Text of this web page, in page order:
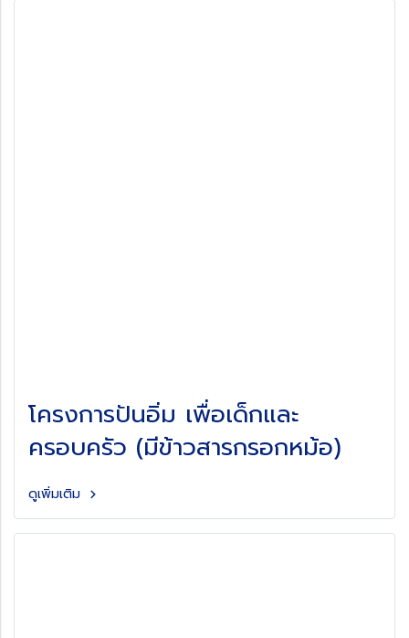
โครงการปันอิ่ม เพื่อเด็กและ
ครอบครัว (มีข้าวสารกรอกหม้อ)
ดูเพิ่มเติม